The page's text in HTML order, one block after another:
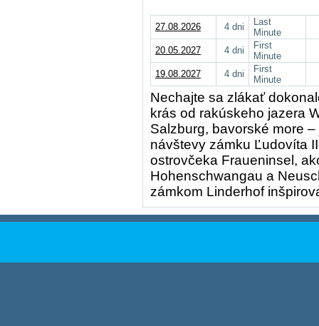
27.08.2026 4 dni
Last
Minute
20.05.2027
4 dni
First
Minute
19.08.2027
4 dni
First
Minute
Nechajte sa zlákať
krás od rakúskeho jazera
Salzburg, bavorské more
návštevy zámku Ľudovíta
ostrovčeka Fraueninsel,
Hohenschwangau a
zámkom Linderhof